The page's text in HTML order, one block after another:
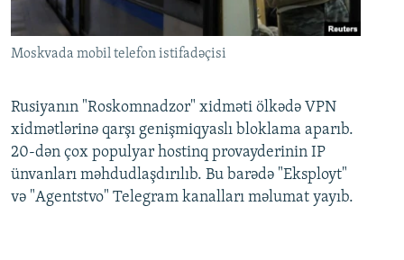
Moskvada mobil telefon istifadəçisi
Rusiyanın "Roskomnadzor" xidməti ölkədə VPN
xidmətlərinə qarşı genişmiqyaslı bloklama aparıb.
20-dən çox populyar hostinq provayderinin IP
ünvanları məhdudlaşdırılıb. Bu barədə "Eksployt"
və "Agentstvo" Telegram kanalları məlumat yayıb.